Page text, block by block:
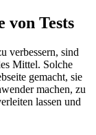
von Tests
verbessern, sind
Mittel. Solche
gemacht, sie
machen, zu
lassen und